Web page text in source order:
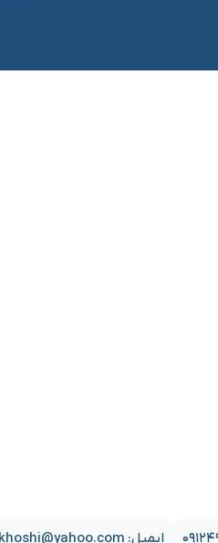
ایمیل: sajjad_khoshi@yahoo.com